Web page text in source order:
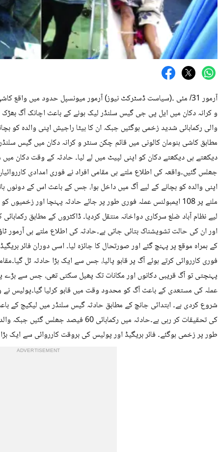
آرمور 31/ مئی ۔(سیاست ڈسٹرکٹ نیوز) آرمور میونسپل حدود میں واقع
و کرانہ دکان میں ایل پی جی گیس سلنڈر لیک ہونے کے باعث اچانک آگ
والی رکمابائی شدید زخمی ہوگئیں جبکہ ان کا بیٹا راجیش اپنی والدہ
مطابق کاشی ہنومان کالونی میں قائم چکن سنٹر و کرانہ دکان میں گیس
دیکھتے ہی دیکھتے دکان کو اپنی لپیٹ میں لے لیا۔ حادثہ کے وقت دکان
جھلس گئیں۔واقعہ کی اطلاع ملتے ہی مقامی افراد نے فوری امدادی
اپنی والدہ کو بچانے کے لیے آگ میں داخل ہوا، جس کے باعث اس کے دونوں
ملنے پر 108 ایمبولنس عملہ فوری طور پر جائے حادثہ پہنچا اور
اور ان کی حالت تشویشناک بتائی جاتی ہے۔حادثہ کی اطلاع ملتے ہی آرمور
کے ہمراہ موقع پر پہنچ گئے اور صورتحال کا جائزہ لیا۔ اسی دوران فائر
فوری کارروائی کرتے ہوئے آگ پر قابو پالیا، جس سے ایک بڑا حادثہ ٹل
پہنچتی تو آگ قریبی دکانوں اور مکانات تک پھیل سکتی تھی، جس سے بڑے
عملہ کی مستعدی کے باعث آگ کو محدود وقت میں قابو کرلیا گیا۔پولیس
شروع کردی ہے۔ ابتدائی جانچ کے مطابق حادثہ گیس سلنڈر میں لیکیج کے
کی تحقیقات کر رہی ہے۔حادثہ میں
طور پر زخمی ہوگئے۔ فائر بریگیڈ اور پولیس کی بروقت کارروائی سے ایک
ADVERTISEMENT